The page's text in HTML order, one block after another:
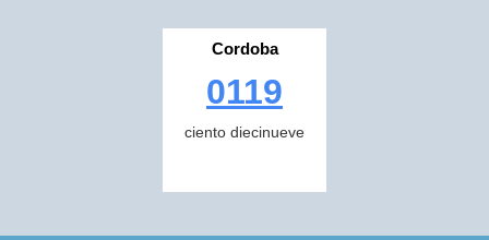
Cordoba
0119
ciento diecinueve